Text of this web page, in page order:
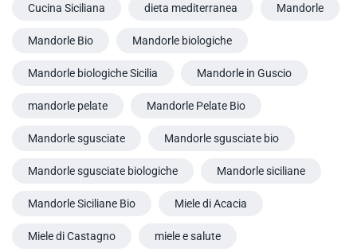
Cucina Siciliana dieta mediterranea Mandorle
Mandorle Bio Mandorle biologiche
Mandorle biologiche Sicilia Mandorle in Guscio
mandorle pelate Mandorle Pelate Bio
Mandorle sgusciate Mandorle sgusciate bio
Mandorle sgusciate biologiche Mandorle siciliane
Mandorle Siciliane Bio Miele di Acacia
Miele di Castagno miele e salute